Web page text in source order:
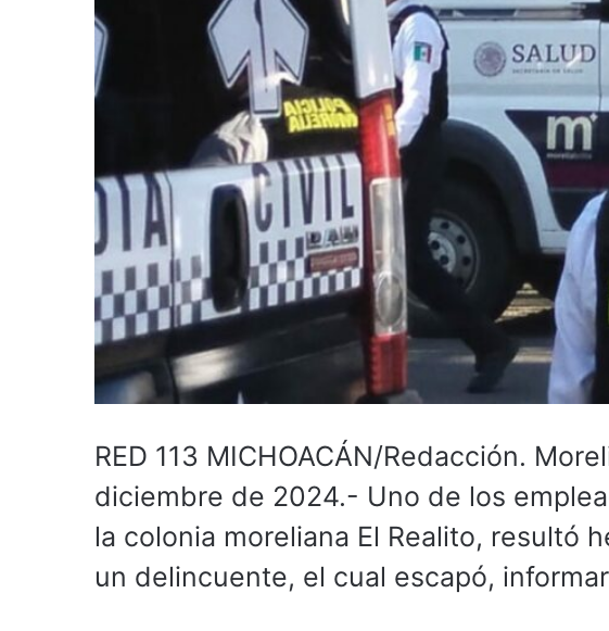
RED 113 MICHOACÁN/Redacción.
diciembre de 2024.- Uno de los
la colonia moreliana El Realito, resultó
un delincuente, el cual escapó,